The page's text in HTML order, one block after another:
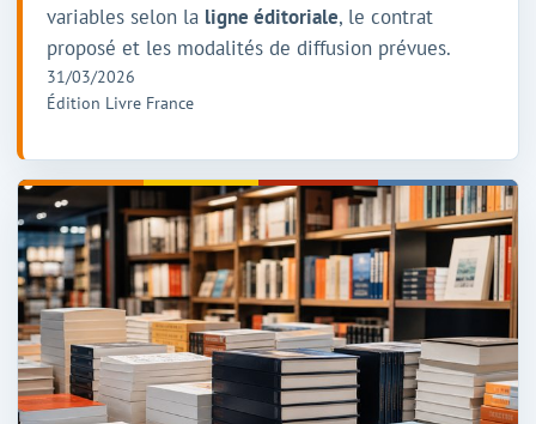
variables selon la ligne éditoriale, le contrat
proposé et les modalités de diffusion prévues.
31/03/2026
Édition Livre France